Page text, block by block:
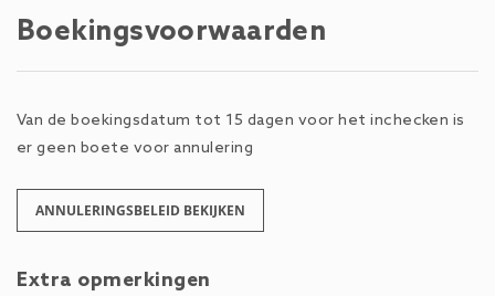
Boekingsvoorwaarden
Van de boekingsdatum tot 15 dagen voor het inchecken is
er geen boete voor annulering
ANNULERINGSBELEID BEKIJKEN
Extra opmerkingen